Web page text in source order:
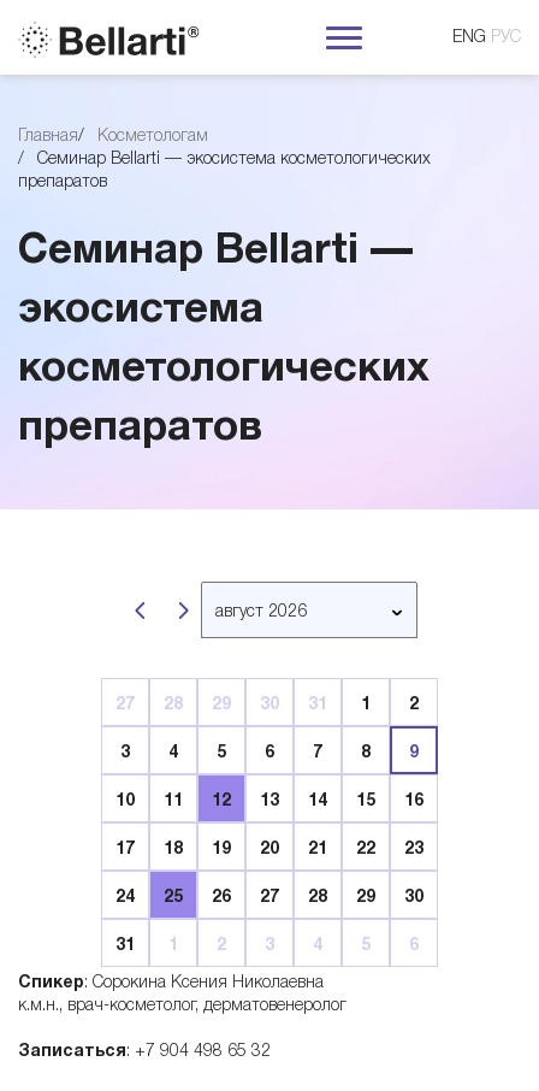
ENG РУС
е
м
и
н
а
р
Главная
Косметологам
Семинар Bellarti — экосистема косметологических
препаратов
Семинар Bellarti —
экосистема
косметологических
препаратов
Спикер: Сорокина Ксения Николаевна
к.м.н., врач-косметолог, дерматовенеролог
Записаться: +7 904 498 65 32
август 2026
май 2026
июнь 2026
июль 2026
август 2026
октябрь 2026
ноябрь 2026
декабрь 2026
январь 2027
27 28 29 30 31 1 2
3 4 5 6 7 8 9
10 11 12 13 14 15 16
17 18 19 20 21 22 23
24 25 26 27 28 29 30
31 1 2 3 4 5 6